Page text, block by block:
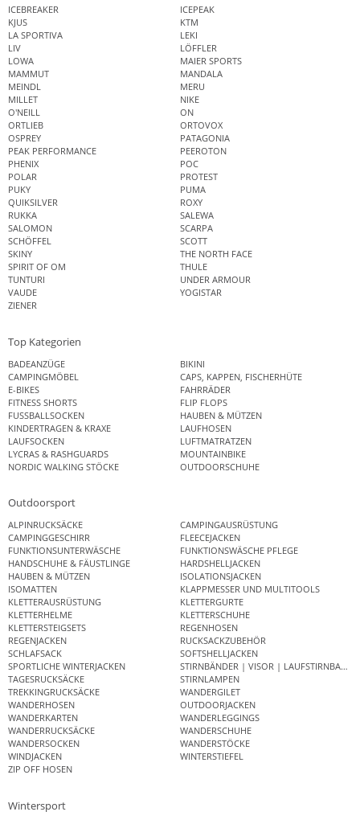
ICEBREAKER
ICEPEAK
KJUS
KTM
LA SPORTIVA
LEKI
LIV
LÖFFLER
LOWA
MAIER SPORTS
MAMMUT
MANDALA
MEINDL
MERU
MILLET
NIKE
O'NEILL
ON
ORTLIEB
ORTOVOX
OSPREY
PATAGONIA
PEAK PERFORMANCE
PEEROTON
PHENIX
POC
POLAR
PROTEST
PUKY
PUMA
QUIKSILVER
ROXY
RUKKA
SALEWA
SALOMON
SCARPA
SCHÖFFEL
SCOTT
SKINY
THE NORTH FACE
SPIRIT OF OM
THULE
TUNTURI
UNDER ARMOUR
VAUDE
YOGISTAR
ZIENER
Top Kategorien
BADEANZÜGE
BIKINI
CAMPINGMÖBEL
CAPS, KAPPEN, FISCHERHÜTE
E-BIKES
FAHRRÄDER
FITNESS SHORTS
FLIP FLOPS
FUSSBALLSOCKEN
HAUBEN & MÜTZEN
KINDERTRAGEN & KRAXE
LAUFHOSEN
LAUFSOCKEN
LUFTMATRATZEN
LYCRAS & RASHGUARDS
MOUNTAINBIKE
NORDIC WALKING STÖCKE
OUTDOORSCHUHE
Outdoorsport
ALPINRUCKSÄCKE
CAMPINGAUSRÜSTUNG
CAMPINGGESCHIRR
FLEECEJACKEN
FUNKTIONSUNTERWÄSCHE
FUNKTIONSWÄSCHE PFLEGE
HANDSCHUHE & FÄUSTLINGE
HARDSHELLJACKEN
HAUBEN & MÜTZEN
ISOLATIONSJACKEN
ISOMATTEN
KLAPPMESSER UND MULTITOOLS
KLETTERAUSRÜSTUNG
KLETTERGURTE
KLETTERHELME
KLETTERSCHUHE
KLETTERSTEIGSETS
REGENHOSEN
REGENJACKEN
RUCKSACKZUBEHÖR
SCHLAFSACK
SOFTSHELLJACKEN
SPORTLICHE WINTERJACKEN
STIRNBÄNDER | VISOR | LAUFSTIRNBAND
TAGESRUCKSÄCKE
STIRNLAMPEN
TREKKINGRUCKSÄCKE
WANDERGILET
WANDERHOSEN
OUTDOORJACKEN
WANDERKARTEN
WANDERLEGGINGS
WANDERRUCKSÄCKE
WANDERSCHUHE
WANDERSOCKEN
WANDERSTÖCKE
WINDJACKEN
WINTERSTIEFEL
ZIP OFF HOSEN
Wintersport